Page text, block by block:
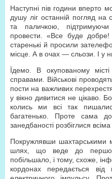
Наступні пів години вперто
душу ліг останній погляд на
та паличкою,
провести. «Все буде
старенькі й просили
місце. А в очах — сльози. І у
Їдемо. В окупованому місті
справами. Військові
пости на важливих
у вікно дивитися не цікаво.
колись ми всі так
багатенько. Проте сама
занедбаності розбіглися
Покружлявши шахтарськими
шлях, що веде до
побільшало, і тому, схоже,
кордонах передається від